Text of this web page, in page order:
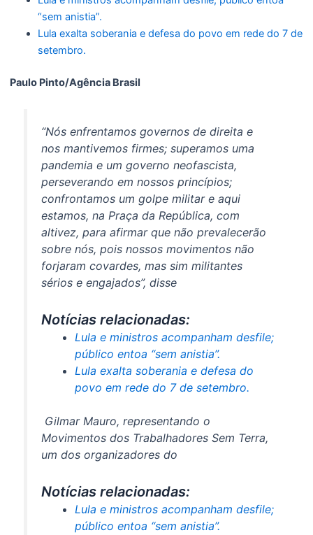
“sem anistia”.
Lula exalta soberania e defesa do povo em rede do 7 de
setembro.
Paulo Pinto/Agência Brasil
“Nós enfrentamos governos de direita e
nos mantivemos firmes; superamos uma
pandemia e um governo neofascista,
perseverando em nossos princípios;
confrontamos um golpe militar e aqui
estamos, na Praça da República, com
altivez, para afirmar que não prevalecerão
sobre nós, pois nossos movimentos não
forjaram covardes, mas sim militantes
sérios e engajados”, disse
Notícias relacionadas:
Lula e ministros acompanham desfile;
público entoa “sem anistia”.
Lula exalta soberania e defesa do
povo em rede do 7 de setembro.
Gilmar Mauro, representando o
Movimentos dos Trabalhadores Sem Terra,
um dos organizadores do
Notícias relacionadas:
Lula e ministros acompanham desfile;
público entoa “sem anistia”.